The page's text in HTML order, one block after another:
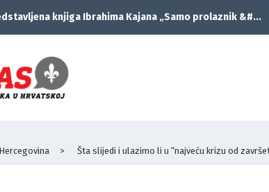
knjiga Ibrahima Kajana „Samo prolaznik &#...
> Šta slijedi i ulazimo li u “najveću krizu od